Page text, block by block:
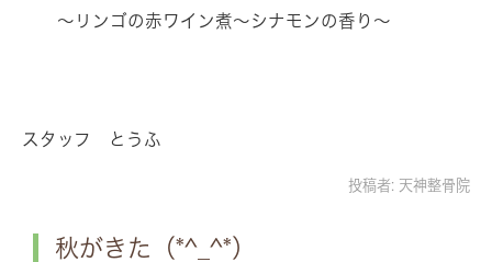
～リンゴの赤ワイン煮～シナモンの香り～
スタッフ とうふ
投稿者: 天神整骨院
秋がきた（*^_^*）